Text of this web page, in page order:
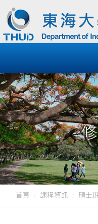
首頁 課程資訊 碩士